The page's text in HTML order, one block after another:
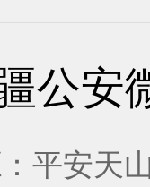
公安
平安天